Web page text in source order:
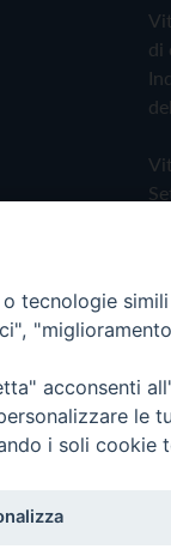
di
- Vita
tecnologie
acconsenti
le
i soli cookie